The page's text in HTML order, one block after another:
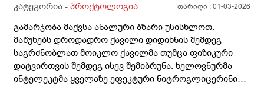
კატეგორია - პროქტოლოგია თარიღი :01-03-2026
გამარჯობა მაქვსა ანალური ბზარი უსისხლოთ.
მაწუხებს დროდადრო ქავილი დიდიხნის შემდეგ
საგრძნობლათ მოიკლო ქავილმა თუმცა ფიზიკური
დატვირთვის შემდეგ ისევ შემიბრუნა. ხელოვნურმა
ინტელეკტმა ყველაზე ეფეკტური ნიტროგლიცერინის